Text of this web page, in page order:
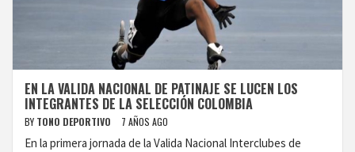
EN LA VALIDA NACIONAL DE PATINAJE SE LUCEN LOS
INTEGRANTES DE LA SELECCIÓN COLOMBIA
BY TONO DEPORTIVO 7 AÑOS AGO
En la primera jornada de la Valida Nacional Interclubes de